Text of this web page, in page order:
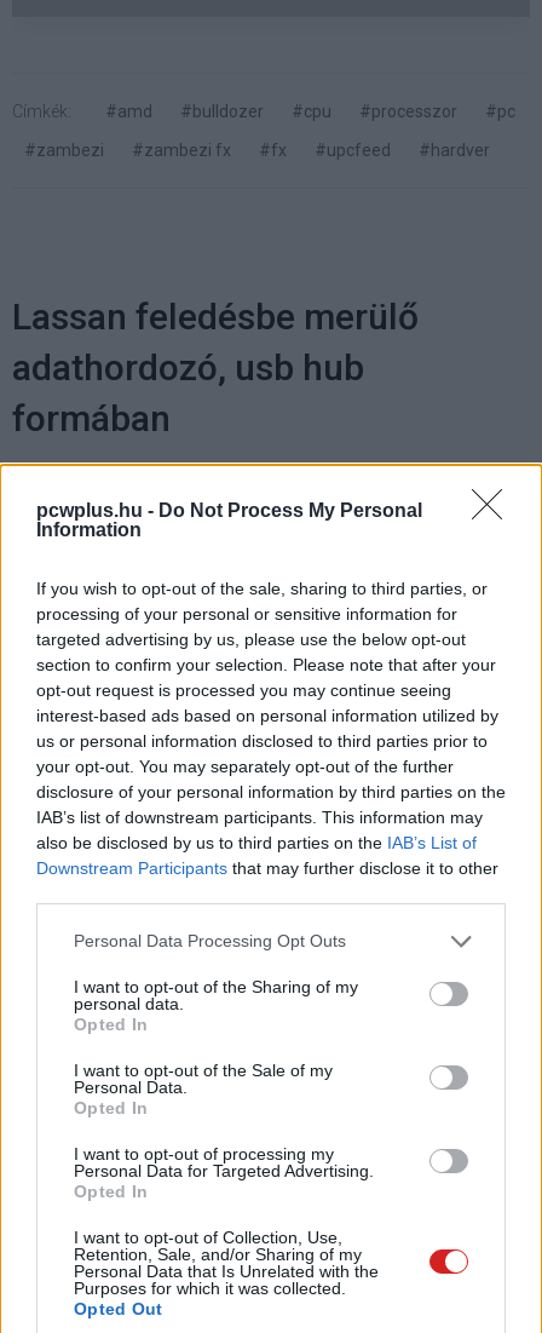
pcwplus.hu - Do Not Process My Personal
Information
If you wish to opt-out of the sale, sharing to third parties, or
processing of your personal or sensitive information for
targeted advertising by us, please use the below opt-out
section to confirm your selection. Please note that after your
opt-out request is processed you may continue seeing
interest-based ads based on personal information utilized by
us or personal information disclosed to third parties prior to
your opt-out. You may separately opt-out of the further
disclosure of your personal information by third parties on the
IAB’s list of downstream participants. This information may
also be disclosed by us to third parties on the IAB’s List of
Downstream Participants that may further disclose it to other
Please note that this website/app uses one or more Google
not limited to your visit or usage behaviour. You may click to
grant or deny consent to Google and its third-party tags to
use your data for below specified purposes in below Google
consent section.
Personal Data Processing Opt Outs
I want to opt-out of the Sharing of my
personal data.
Opted In
I want to opt-out of the Sale of my
Personal Data.
Opted In
I want to opt-out of processing my
Personal Data for Targeted Advertising.
Opted In
I want to opt-out of Collection, Use,
Retention, Sale, and/or Sharing of my
Personal Data that Is Unrelated with the
Purposes for which it was collected.
Opted Out
Címkék: #amd #bulldozer #cpu #processzor
#pc
#zambezi
#zambezi fx #fx #upcfeed #hardver
Lassan feledésbe merülő
adathordozó, usb hub
formában
|2011 június 1. 17:34
Hamarosan felnő egy olyan generáció, aki már
talán nem is ismeri a kazettát, de ezt a
folyamatot elodázhatjuk ezzel az usb
elosztóval.
A magnókazettákkal kapcsolatban úgy is kezdhetnénk a
cikket, hogy valahol messze-messze, egy távoli
galaxisban, de ez még talán túlzás lenne. Ugyanakkor
vitathatatlan az a tény, hogy a mágnesszalagos
adatrögzítés nem most éli virágzását. A családomban
néhány agyonhallgatott Süsü kazetta, de az is csak a
gyerek kedvéért, illetve nekem van a szekrény mélyén jól
eldugva a komplett C64 készletemben, amiről azt
remélem, hogy egyszer majd nagyon sokat fog érni.
Ugyanakkor kár lenne, ha a régi jó dolgokból nem
maradna semmi, és valami hasonló járhatott a képen
szereplő usb elosztó megálmodójának is a fejében: